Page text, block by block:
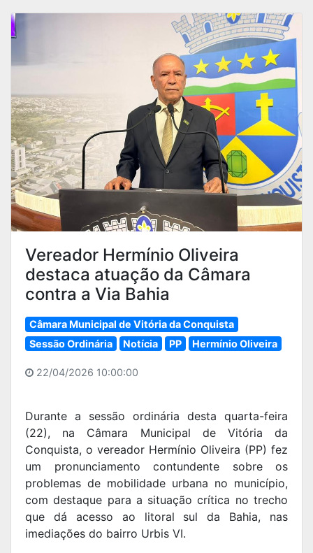
Vereador Hermínio Oliveira
destaca atuação da Câmara
contra a Via Bahia
Câmara Municipal de Vitória da Conquista
Sessão Ordinária
Notícia PP Hermínio Oliveira
22/04/2026 10:00:00
Durante a sessão ordinária desta quarta-feira
(22), na Câmara Municipal de Vitória da
Conquista, o vereador Hermínio Oliveira (PP) fez
um pronunciamento contundente sobre os
problemas de mobilidade urbana no município,
com destaque para a situação crítica no trecho
que dá acesso ao litoral sul da Bahia, nas
imediações do bairro Urbis VI.